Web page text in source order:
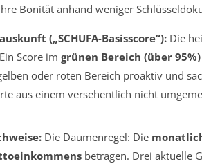
Bonität anhand weniger
(„SCHUFA-Basisscore“):Die
Score im grünen Bereich (über 95%)
oder roten Bereich proaktiv und
aus einem versehentlich nicht
Die Daumenregel: Die
betragen. Drei aktuelle